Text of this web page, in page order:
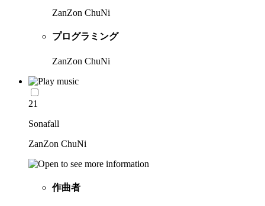
ZanZon ChuNi
プログラミング
ZanZon ChuNi
21
Sonafall
ZanZon ChuNi
作曲者